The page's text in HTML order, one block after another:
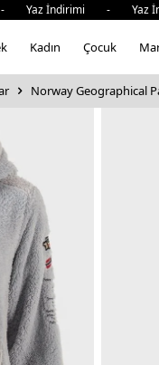
- Yaz
Kadın Çocuk
Norway Geographical